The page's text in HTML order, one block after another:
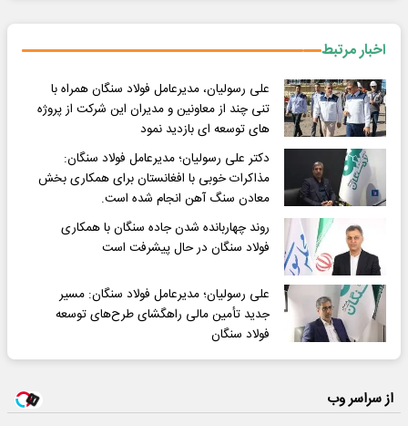
اخبار مرتبط
علی رسولیان، مدیرعامل فولاد سنگان همراه با
تنی چند از معاونین و مدیران این شرکت از پروژه
های توسعه ای بازدید نمود
دکتر علی رسولیان؛ مدیرعامل فولاد سنگان:
مذاکرات خوبی با افغانستان برای همکاری بخش
معادن سنگ آهن انجام شده است.
روند چهاربانده شدن جاده سنگان با همکاری
فولاد سنگان در حال پیشرفت است
علی رسولیان؛ مدیرعامل فولاد سنگان: مسیر
جدید تأمین مالی راهگشای طرح‌های توسعه
فولاد سنگان
از سراسر وب